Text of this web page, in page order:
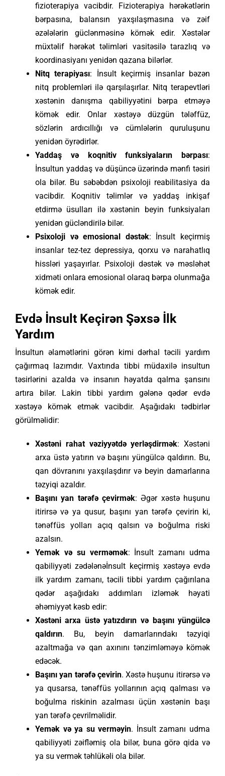
fizioterapiya vacibdir. Fizioterapiya hərəkətlərin
bərpasına, balansın yaxşılaşmasına və zəif
əzələlərin güclənməsinə kömək edir. Xəstələr
müxtəlif hərəkət təlimləri vasitəsilə tarazlıq və
koordinasiyanı yenidən qazana bilərlər.
Nitq terapiyası: İnsult keçirmiş insanlar bəzən
nitq problemləri ilə qarşılaşırlar. Nitq terapevtləri
xəstənin danışma qabiliyyətini bərpa etməyə
kömək edir. Onlar xəstəyə düzgün tələffüz,
sözlərin ardıcıllığı və cümlələrin quruluşunu
yenidən öyrədirlər.
Yaddaş və koqnitiv funksiyaların bərpası:
İnsultun yaddaş və düşüncə üzərində mənfi təsiri
ola bilər. Bu səbəbdən psixoloji reabilitasiya da
vacibdir. Koqnitiv təlimlər və yaddaş inkişaf
etdirmə üsulları ilə xəstənin beyin funksiyaları
yenidən gücləndirilə bilər.
Psixoloji və emosional dəstək: İnsult keçirmiş
insanlar tez-tez depressiya, qorxu və narahatlıq
hissləri yaşayırlar. Psixoloji dəstək və məsləhət
xidməti onlara emosional olaraq bərpa olunmağa
kömək edir.
Evdə İnsult Keçirən Şəxsə İlk
Yardım
İnsultun əlamətlərini görən kimi dərhal təcili yardım
çağırmaq lazımdır. Vaxtında tibbi müdaxilə insultun
təsirlərini azalda və insanın həyatda qalma şansını
artıra bilər. Lakin tibbi yardım gələnə qədər evdə
xəstəyə kömək etmək vacibdir. Aşağıdakı tədbirlər
görülməlidir:
Xəstəni rahat vəziyyətdə yerləşdirmək: Xəstəni
arxa üstə yatırın və başını yüngülcə qaldırın. Bu,
qan dövranını yaxşılaşdırır və beyin damarlarına
təzyiqi azaldır.
Başını yan tərəfə çevirmək: Əgər xəstə huşunu
itirirsə və ya qusur, başını yan tərəfə çevirin ki,
tənəffüs yolları açıq qalsın və boğulma riski
azalsın.
Yemək və su verməmək: İnsult zamanı udma
qabiliyyəti zədələnəİnsult keçirmiş xəstəyə evdə
ilk yardım zamanı, təcili tibbi yardım çağırılana
qədər aşağıdakı addımları izləmək həyati
əhəmiyyət kəsb edir:
Xəstəni arxa üstə yatızdırın və başını yüngülcə
qaldırın. Bu, beyin damarlarındakı təzyiqi
azaltmağa və qan axınını tənzimləməyə kömək
edəcək.
Başını yan tərəfə çevirin. Xəstə huşunu itirərsə və
ya qusarsa, tənəffüs yollarının açıq qalması və
boğulma riskinin azalması üçün xəstənin başı
yan tərəfə çevrilməlidir.
Yemək və ya su verməyin. İnsult zamanı udma
qabiliyyəti zəifləmiş ola bilər, buna görə qida və
ya su vermək təhlükəli ola bilər.